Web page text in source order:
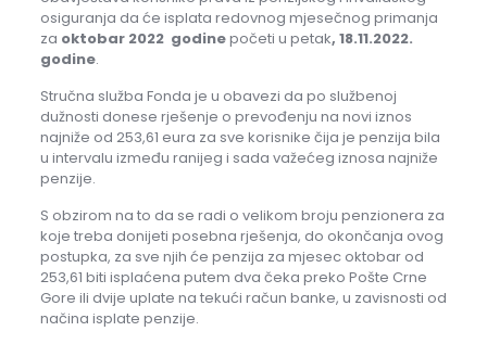
osiguranja da će isplata redovnog mjesečnog primanja
za oktobar 2022 godinepočeti u petak, 18.11.2022.
godine.
Stručna služba Fonda je u obavezi da po službenoj
dužnosti donese rješenje o prevođenju na novi iznos
najniže od 253,61 eura za sve korisnike čija je penzija bila
u intervalu između ranijeg i sada važećeg iznosa najniže
penzije.
S obzirom na to da se radi o velikom broju penzionera za
koje treba donijeti posebna rješenja, do okončanja ovog
postupka, za sve njih će penzija za mjesec oktobar od
253,61 biti isplaćena putem dva čeka preko Pošte Crne
Gore ili dvije uplate na tekući račun banke, u zavisnosti od
načina isplate penzije.